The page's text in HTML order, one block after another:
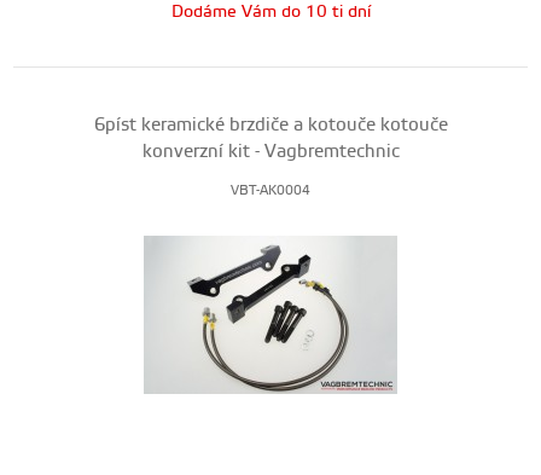
Dodáme Vám do 10 ti dní
6píst keramické brzdiče a kotouče kotouče
konverzní kit - Vagbremtechnic
VBT-AK0004